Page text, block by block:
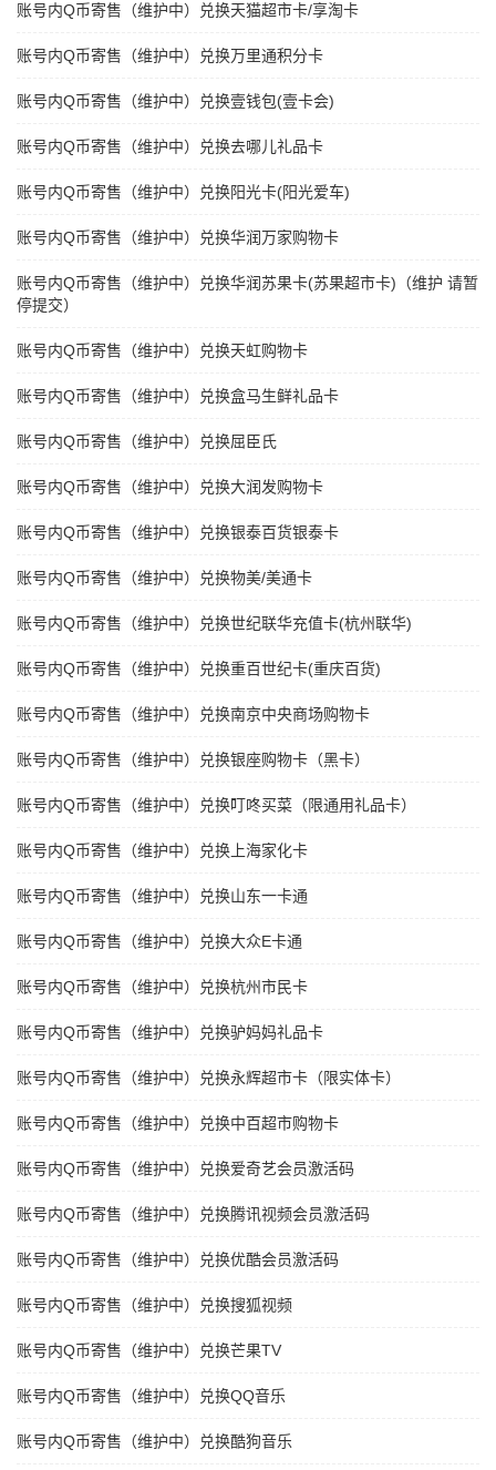
账号内Q币寄售（维护中）兑换天猫超市卡/享淘卡
账号内Q币寄售（维护中）兑换万里通积分卡
账号内Q币寄售（维护中）兑换壹钱包(壹卡会)
账号内Q币寄售（维护中）兑换去哪儿礼品卡
账号内Q币寄售（维护中）兑换阳光卡(阳光爱车)
账号内Q币寄售（维护中）兑换华润万家购物卡
账号内Q币寄售（维护中）兑换华润苏果卡(苏果超市卡)（维护 请暂
停提交）
账号内Q币寄售（维护中）兑换天虹购物卡
账号内Q币寄售（维护中）兑换盒马生鲜礼品卡
账号内Q币寄售（维护中）兑换屈臣氏
账号内Q币寄售（维护中）兑换大润发购物卡
账号内Q币寄售（维护中）兑换银泰百货银泰卡
账号内Q币寄售（维护中）兑换物美/美通卡
账号内Q币寄售（维护中）兑换世纪联华充值卡(杭州联华)
账号内Q币寄售（维护中）兑换重百世纪卡(重庆百货)
账号内Q币寄售（维护中）兑换南京中央商场购物卡
账号内Q币寄售（维护中）兑换银座购物卡（黑卡）
账号内Q币寄售（维护中）兑换叮咚买菜（限通用礼品卡）
账号内Q币寄售（维护中）兑换上海家化卡
账号内Q币寄售（维护中）兑换山东一卡通
账号内Q币寄售（维护中）兑换大众E卡通
账号内Q币寄售（维护中）兑换杭州市民卡
账号内Q币寄售（维护中）兑换驴妈妈礼品卡
账号内Q币寄售（维护中）兑换永辉超市卡（限实体卡）
账号内Q币寄售（维护中）兑换中百超市购物卡
账号内Q币寄售（维护中）兑换爱奇艺会员激活码
账号内Q币寄售（维护中）兑换腾讯视频会员激活码
账号内Q币寄售（维护中）兑换优酷会员激活码
账号内Q币寄售（维护中）兑换搜狐视频
账号内Q币寄售（维护中）兑换芒果TV
账号内Q币寄售（维护中）兑换QQ音乐
账号内Q币寄售（维护中）兑换酷狗音乐